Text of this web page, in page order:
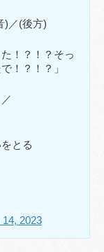
)／(後方)
！？！？そっ
！？！？」
とる
2023